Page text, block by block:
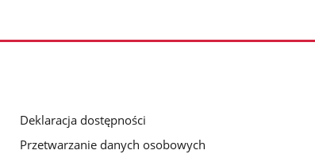
Deklaracja dostępności
Przetwarzanie danych osobowych